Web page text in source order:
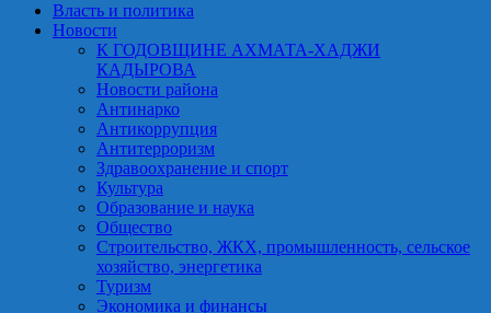
Власть и политика
Новости
К ГОДОВЩИНЕ АХМАТА-ХАДЖИ
КАДЫРОВА
Новости района
Антинарко
Антикоррупция
Антитерроризм
Здравоохранение и спорт
Культура
Образование и наука
Общество
Строительство, ЖКХ, промышленность, сельское
хозяйство, энергетика
Туризм
Экономика и финансы